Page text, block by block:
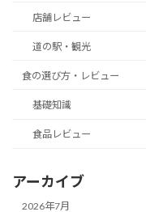
店舗レビュー
道の駅・観光
食の選び方・レビュー
基礎知識
食品レビュー
アーカイブ
2026年7月